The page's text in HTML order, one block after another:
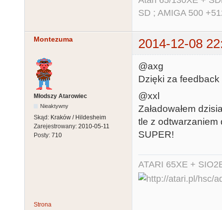
SD ; AMIGA 500
Montezuma 2014-12-08
Młodszy Atarowiec
Nieaktywny
Skąd: Kraków / Hildesheim
Zarejestrowany: 2010-05-11
Posty: 710
@axg
Dzięki za feedback
@xxl
Załadowałem
tle z odtwarzaniem
SUPER!
ATARI 65XE +
Strona